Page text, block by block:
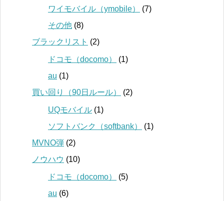
ワイモバイル（ymobile）
(7)
その他 (8)
ブラックリスト (2)
ドコモ（docomo）
(1)
au (1)
買い回り（90日ルール）
(2)
UQモバイル (1)
ソフトバンク（softbank）
(1)
MVNO弾 (2)
ノウハウ (10)
ドコモ（docomo）
(5)
au (6)